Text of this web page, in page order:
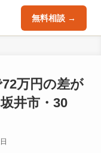
無料相談 →
万円の差が
井市・30